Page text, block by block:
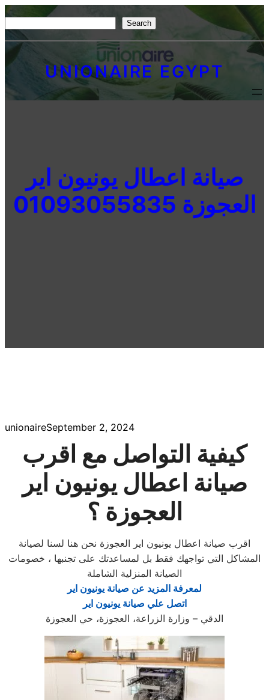
Skip
to
content
e
r
c
Search
UNIONAIRE EGYPT
صيانة اعطال يونيون اير
العجوزة 01093055835
unionaireSeptember 2, 2024
كيفية التواصل مع اقرب
صيانة اعطال يونيون اير
العجوزة ؟
اقرب صيانة اعطال يونيون اير العجوزة نحن هنا لسنا لصيانة
المشاكل التي تواجهك فقط بل لمساعدتك على تجنبها ، خصومات
الصيانة المنزلية الشاملة
لمعرفة المزيد عن صيانة يونيون اير
اتصل علي صيانة يونيون اير
الدقي – وزارة الزراعة، العجوزة، حي العجوزة